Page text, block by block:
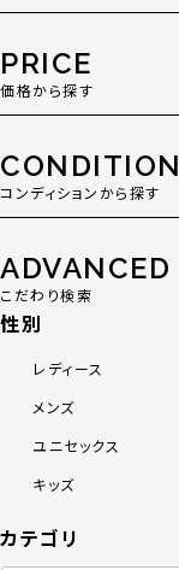
PRICE
価格から探す
CONDITION
コンディションから探す
ADVANCED
こだわり検索
性別
レディース
メンズ
ユニセックス
キッズ
カテゴリ